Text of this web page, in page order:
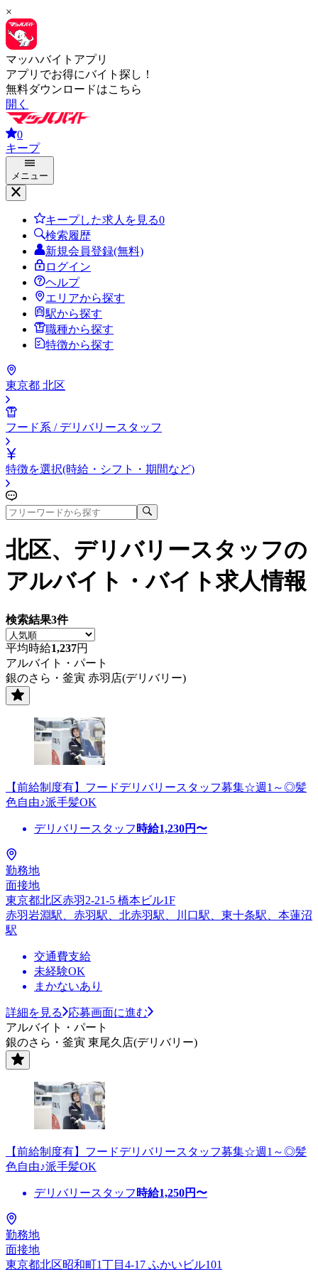
×
マッハバイトアプリ
アプリでお得にバイト探し！
無料ダウンロードはこちら
開く
0
キープ
メニュー
キープした求人を見る0
検索履歴
新規会員登録(無料)
ログイン
ヘルプ
エリアから探す
駅から探す
職種から探す
特徴から探す
東京都 北区
フード系 / デリバリースタッフ
特徴を選択(時給・シフト・期間など)
北区、デリバリースタッフの
アルバイト・バイト求人情報
検索結果3件
平均時給1,237円
アルバイト・パート
銀のさら・釜寅 赤羽店(デリバリー)
【前給制度有】フードデリバリースタッフ募集☆週1～◎髪
色自由♪派手髪OK
デリバリースタッフ 時給1,230円〜
勤務地
面接地
東京都北区赤羽2-21-5 橋本ビル1F
赤羽岩淵駅、赤羽駅、北赤羽駅、川口駅、東十条駅、本蓮沼
駅
交通費支給
未経験OK
まかないあり
詳細を見る
応募画面に進む
アルバイト・パート
銀のさら・釜寅 東尾久店(デリバリー)
【前給制度有】フードデリバリースタッフ募集☆週1～◎髪
色自由♪派手髪OK
デリバリースタッフ 時給1,250円〜
勤務地
面接地
東京都北区昭和町1丁目4-17 ふかいビル101